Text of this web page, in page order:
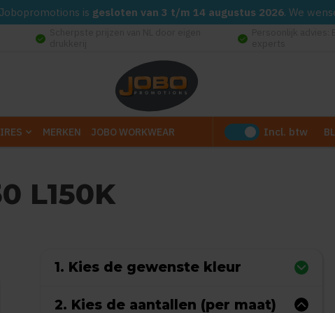
is gesloten van 3 t/m 14 augustus 2026. We
check_circle check_circle
MERKEN JOBO WORKWEAR Incl. btw
L150K
1. Kies de gewenste kleur
2. Kies de aantallen (per maat)